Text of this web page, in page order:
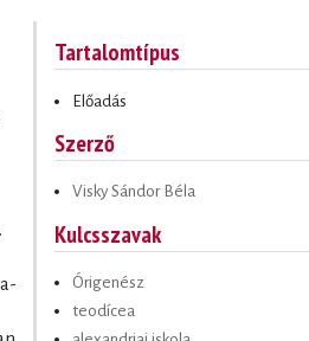
Tartalomtípus
Előadás
Szerző
Visky Sándor Béla
Kulcsszavak
Órigenész
teodícea